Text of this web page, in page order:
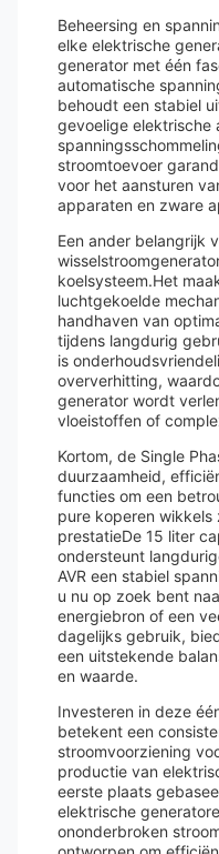
Beheersing en
elke elektrische
generator met één
automatische
behoudt een stabiel
gevoelige elektrische
stroomtoevoer
voor het aansturen
apparaten en zware
Een ander belangrijk
koelsysteem.Het
luchtgekoelde
handhaven van
tijdens langdurig
is
oververhitting,
generator wordt
vloeistoffen of
Kortom, de Single
duurzaamheid,
functies om een
pure koperen
prestatieDe 15 liter
ondersteunt
AVR een stabiel
u nu op zoek bent
energiebron of een
dagelijks gebruik,
een uitstekende
en waarde.
Investeren in deze
betekent een
stroomvoorziening
productie van
eerste plaats
elektrische
ononderbroken